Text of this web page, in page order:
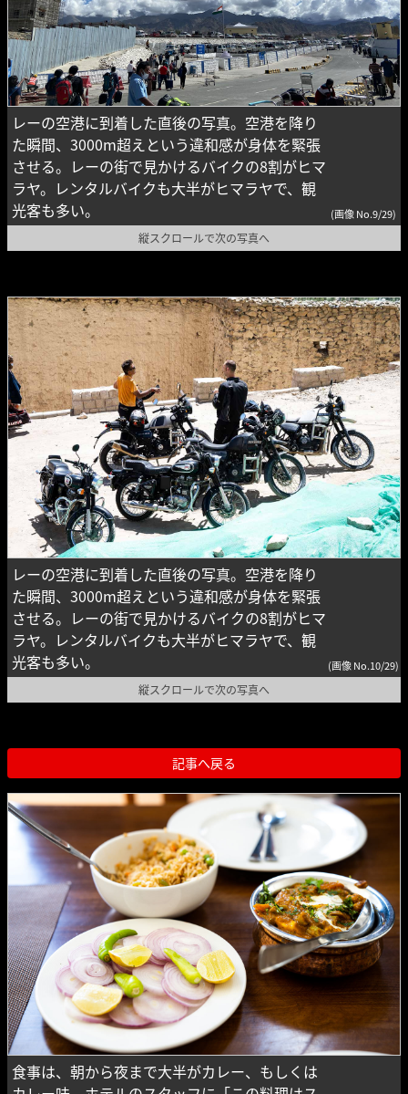
レーの空港に到着した直後の写真。空港を降り
た瞬間、3000m超えという違和感が身体を緊張
させる。レーの街で見かけるバイクの8割がヒマ
ラヤ。レンタルバイクも大半がヒマラヤで、観
光客も多い。
(画像 No.9/29)
縦スクロールで次の写真へ
レーの空港に到着した直後の写真。空港を降り
た瞬間、3000m超えという違和感が身体を緊張
させる。レーの街で見かけるバイクの8割がヒマ
ラヤ。レンタルバイクも大半がヒマラヤで、観
光客も多い。
(画像 No.10/29)
縦スクロールで次の写真へ
記事へ戻る
食事は、朝から夜まで大半がカレー、もしくは